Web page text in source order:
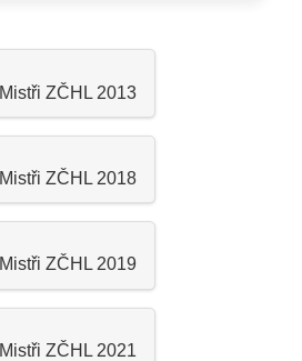
Mistři ZČHL 2013
Mistři ZČHL 2018
Mistři ZČHL 2019
Mistři ZČHL 2021